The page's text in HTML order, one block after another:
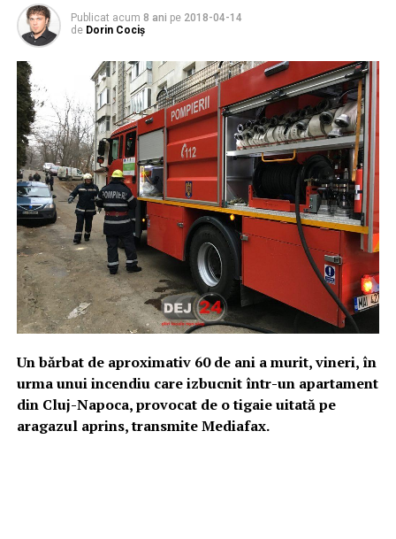
Publicat acum 8 ani pe 2018-04-14
de Dorin Cociș
Un bărbat de aproximativ 60 de ani a murit, vineri, în
urma unui incendiu care izbucnit într-un apartament
din Cluj-Napoca, provocat de o tigaie uitată pe
aragazul aprins, transmite Mediafax.